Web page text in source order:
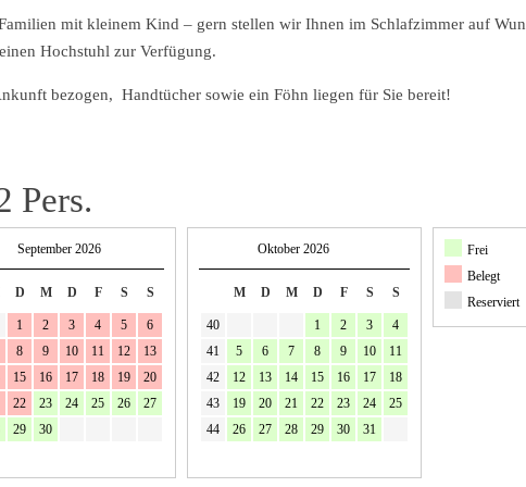
mit kleinem Kind – gern stellen wir Ihnen im Schlafzimmer auf
Hochstuhl zur Verfügung.
bezogen, Handtücher sowie ein Föhn liegen für Sie bereit!
Pers.
September 2026
D M D F S S
1 2 3 4 5
6
8 9 10 11 12
13
15 16 17 18 19
20
22 23 24 25 26
27
29 30
Oktober 2026
M D M D F S S
40 1 2 3
4
41
5 6 7 8 9 10
11
42
12 13 14 15 16 17
18
43
19 20 21 22 23 24
25
44
26 27 28 29 30 31
Frei
Belegt
Reserviert